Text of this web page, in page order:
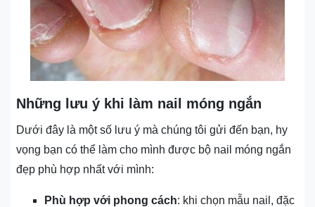
Những lưu ý khi làm nail móng ngắn
Dưới đây là một số lưu ý mà chúng tôi gửi đến bạn, hy
vọng bạn có thể làm cho mình được bộ nail móng ngắn
đẹp phù hợp nhất với mình:
Phù hợp với phong cách: khi chọn mẫu nail, đặc